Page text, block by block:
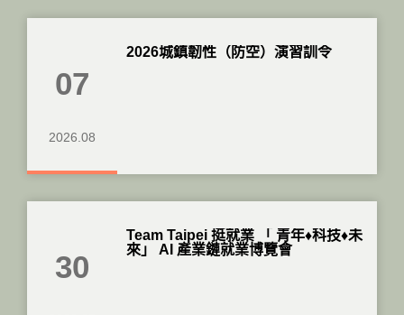
07
2026.08
2026城鎮韌性（防空）演習訓令
30
Team Taipei 挺就業 「 青年♦科技♦未
來」 AI 產業鏈就業博覽會